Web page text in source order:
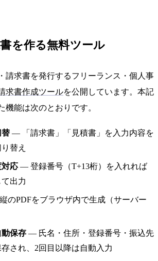
を作る無料ツール
請求書を発行するフリーランス・個人事
求書作成ツールを公開しています。本記
機能は次のとおりです。
替 — 「請求書」「見積書」を入力内容を
替え
対応 — 登録番号（T+13桁）を入れれば
出力
のPDFをブラウザ内で生成（サーバー
保存 — 氏名・住所・登録番号・振込先
され、2回目以降は自動入力